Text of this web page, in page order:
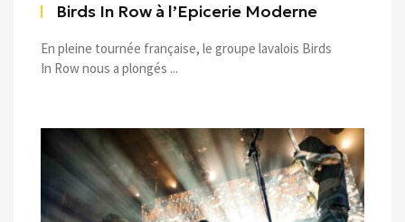
Birds In Row à l’Epicerie Moderne
En pleine tournée française, le groupe lavalois Birds
In Row nous a plongés ...